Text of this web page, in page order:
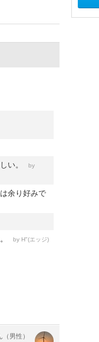
い。
by
余り好みで
by H"(エッジ)
（男性）